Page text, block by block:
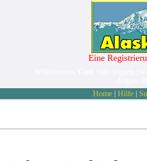
Eine
Home| Hilfe|